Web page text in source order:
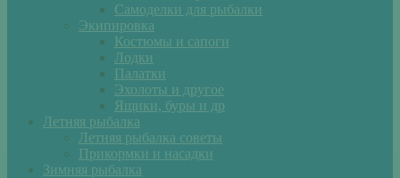
Самоделки для рыбалки
Экипировка
Костюмы и сапоги
Лодки
Палатки
Эхолоты и другое
Ящики, буры и др
Летняя рыбалка
Летняя рыбалка советы
Прикормки и насадки
Зимняя рыбалка